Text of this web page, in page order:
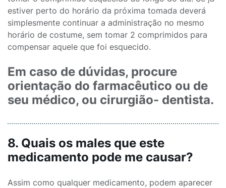
estiver perto do horário da próxima tomada deverá
simplesmente continuar a administração no mesmo
horário de costume, sem tomar 2 comprimidos para
compensar aquele que foi esquecido.
Em caso de dúvidas, procure
orientação do farmacêutico ou de
seu médico, ou cirurgião- dentista.
8. Quais os males que este
medicamento pode me causar?
Assim como qualquer medicamento, podem aparecer